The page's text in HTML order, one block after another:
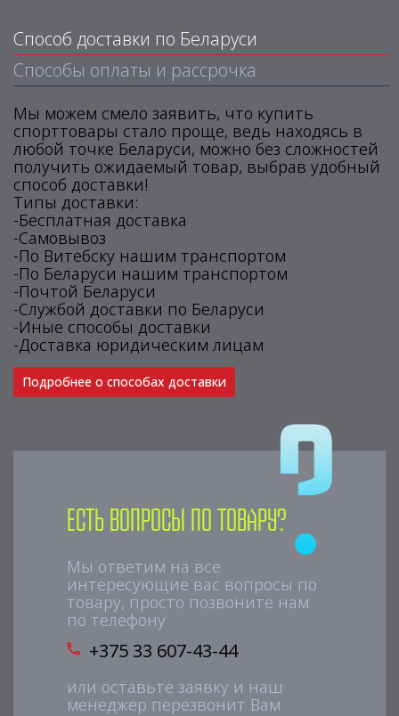
Способ доставки по Беларуси
Способы оплаты и рассрочка
Мы можем смело заявить, что купить
спорттовары стало проще, ведь находясь в
любой точке Беларуси, можно без сложностей
получить ожидаемый товар, выбрав удобный
способ доставки!
Типы доставки:
-Бесплатная доставка
-Самовывоз
-По Витебску нашим транспортом
-По Беларуси нашим транспортом
-Почтой Беларуси
-Службой доставки по Беларуси
-Иные способы доставки
-Доставка юридическим лицам
Подробнее о способах доставки
Есть вопросы по товару?
Мы ответим на все
интересующие вас вопросы по
товару, просто позвоните нам
по телефону
+375 33 607-43-44
или оставьте заявку и наш
менеджер перезвонит Вам